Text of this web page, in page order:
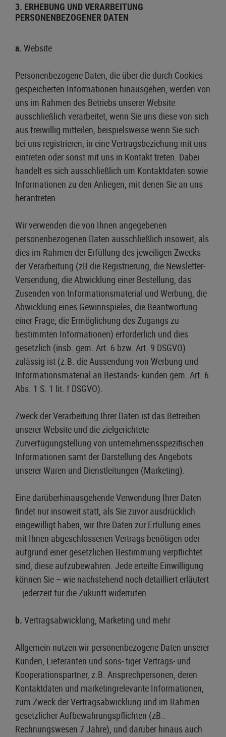
3. ERHEBUNG UND VERARBEITUNG
PERSONENBEZOGENER DATEN
a. Website
Personenbezogene Daten, die über die durch Cookies
gespeicherten Informationen hinausgehen, werden von
uns im Rahmen des Betriebs unserer Website
ausschließlich verarbeitet, wenn Sie uns diese von sich
aus freiwillig mitteilen, beispielsweise wenn Sie sich
bei uns registrieren, in eine Vertragsbeziehung mit uns
eintreten oder sonst mit uns in Kontakt treten. Dabei
handelt es sich ausschließlich um Kontaktdaten sowie
Informationen zu den Anliegen, mit denen Sie an uns
herantreten.
Wir verwenden die von Ihnen angegebenen
personenbezogenen Daten ausschließlich insoweit, als
dies im Rahmen der Erfüllung des jeweiligen Zwecks
der Verarbeitung (zB die Registrierung, die Newsletter-
Versendung, die Abwicklung einer Bestellung, das
Zusenden von Informationsmaterial und Werbung, die
Abwicklung eines Gewinnspieles, die Beantwortung
einer Frage, die Ermöglichung des Zugangs zu
bestimmten Informationen) erforderlich und dies
gesetzlich (insb. gem. Art. 6 bzw. Art. 9 DSGVO)
zulässig ist (z.B. die Aussendung von Werbung und
Informationsmaterial an Bestands- kunden gem. Art. 6
Abs. 1 S. 1 lit. f DSGVO).
Zweck der Verarbeitung Ihrer Daten ist das Betreiben
unserer Website und die zielgerichtete
Zurverfügungstellung von unternehmensspezifischen
Informationen samt der Darstellung des Angebots
unserer Waren und Dienstleitungen (Marketing).
Eine darüberhinausgehende Verwendung Ihrer Daten
findet nur insoweit statt, als Sie zuvor ausdrücklich
eingewilligt haben, wir Ihre Daten zur Erfüllung eines
mit Ihnen abgeschlossenen Vertrags benötigen oder
aufgrund einer gesetzlichen Bestimmung verpflichtet
sind, diese aufzubewahren. Jede erteilte Einwilligung
können Sie – wie nachstehend noch detailliert erläutert
– jederzeit für die Zukunft widerrufen.
b. Vertragsabwicklung, Marketing und mehr
Allgemein nutzen wir personenbezogene Daten unserer
Kunden, Lieferanten und sons- tiger Vertrags- und
Kooperationspartner, z.B. Ansprechpersonen, deren
Kontaktdaten und marketingrelevante Informationen,
zum Zweck der Vertragsabwicklung und im Rahmen
gesetzlicher Aufbewahrungspflichten (zB.:
Rechnungswesen 7 Jahre), und darüber hinaus auch